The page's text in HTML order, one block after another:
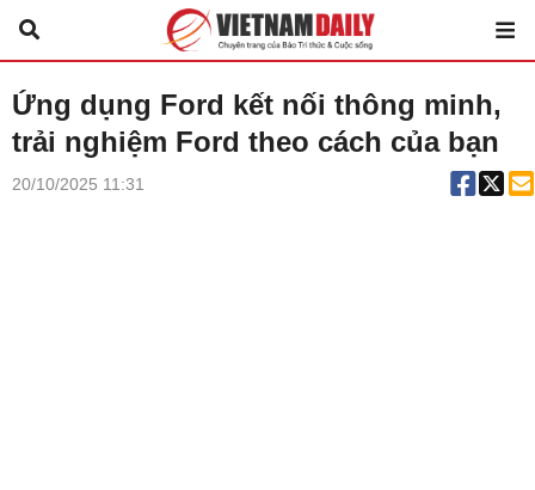
Ứng dụng Ford kết nối thông minh,
trải nghiệm Ford theo cách của bạn
20/10/2025 11:31